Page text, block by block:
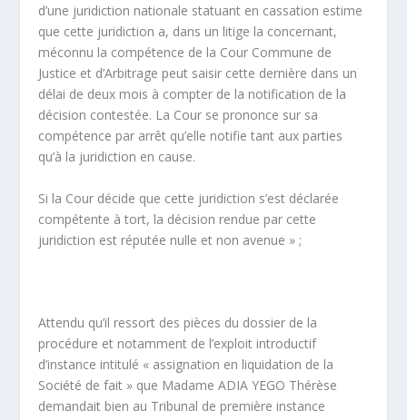
d’une juridiction nationale statuant en cassation estime
que cette juridiction a, dans un litige la concernant,
méconnu la compétence de la Cour Commune de
Justice et d’Arbitrage peut saisir cette dernière dans un
délai de deux mois à compter de la notification de la
décision contestée. La Cour se prononce sur sa
compétence par arrêt qu’elle notifie tant aux parties
qu’à la juridiction en cause.
Si la Cour décide que cette juridiction s’est déclarée
compétente à tort, la décision rendue par cette
juridiction est réputée nulle et non avenue » ;
Attendu qu’il ressort des pièces du dossier de la
procédure et notamment de l’exploit introductif
d’instance intitulé « assignation en liquidation de la
Société de fait » que Madame ADIA YEGO Thérèse
demandait bien au Tribunal de première instance